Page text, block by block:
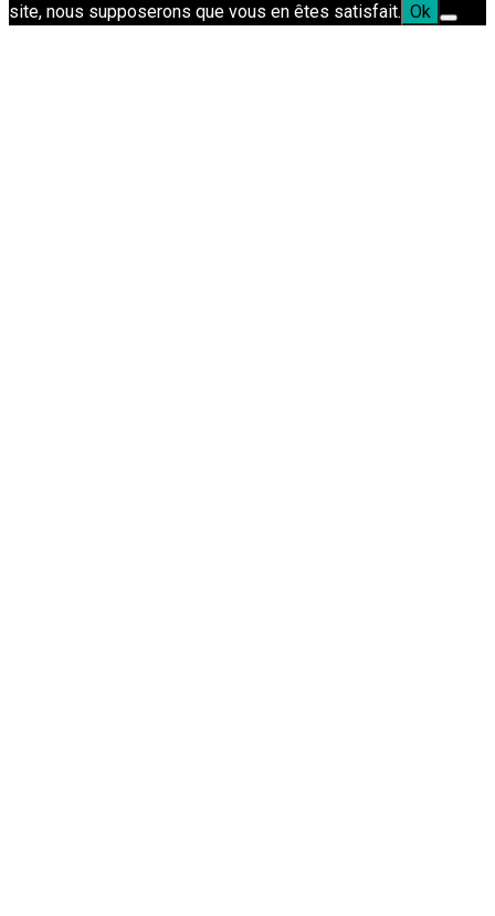
site, nous supposerons que vous en êtes satisfait. Ok